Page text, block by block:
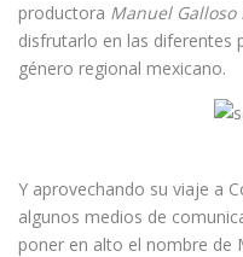
productora Manuel Galloso
disfrutarlo en las diferentes
género regional mexicano.
Y aprovechando su viaje a
algunos medios de
poner en alto el nombre de